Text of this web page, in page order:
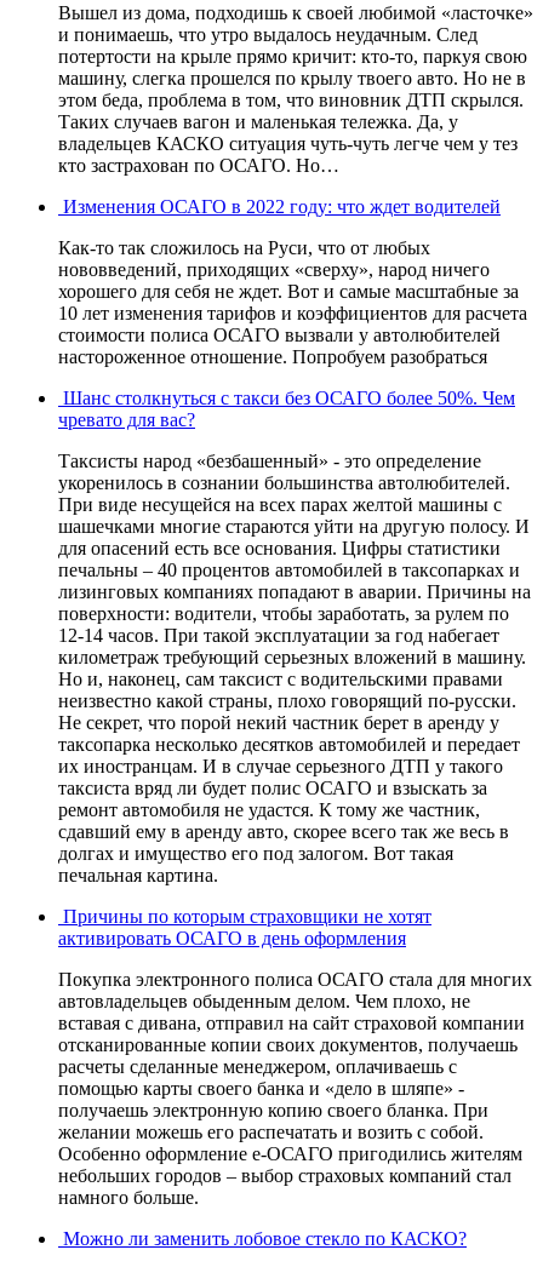
Вышел из дома, подходишь к своей любимой «ласточке»
и понимаешь, что утро выдалось неудачным. След
потертости на крыле прямо кричит: кто-то, паркуя свою
машину, слегка прошелся по крылу твоего авто. Но не в
этом беда, проблема в том, что виновник ДТП скрылся.
Таких случаев вагон и маленькая тележка. Да, у
владельцев КАСКО ситуация чуть-чуть легче чем у тез
кто застрахован по ОСАГО. Но…
Изменения ОСАГО в 2022 году: что ждет водителей
Как-то так сложилось на Руси, что от любых
нововведений, приходящих «сверху», народ ничего
хорошего для себя не ждет. Вот и самые масштабные за
10 лет изменения тарифов и коэффициентов для расчета
стоимости полиса ОСАГО вызвали у автолюбителей
настороженное отношение. Попробуем разобраться
Шанс столкнуться с такси без ОСАГО более 50%. Чем
чревато для вас?
Таксисты народ «безбашенный» - это определение
укоренилось в сознании большинства автолюбителей.
При виде несущейся на всех парах желтой машины с
шашечками многие стараются уйти на другую полосу. И
для опасений есть все основания. Цифры статистики
печальны – 40 процентов автомобилей в таксопарках и
лизинговых компаниях попадают в аварии. Причины на
поверхности: водители, чтобы заработать, за рулем по
12-14 часов. При такой эксплуатации за год набегает
километраж требующий серьезных вложений в машину.
Но и, наконец, сам таксист с водительскими правами
неизвестно какой страны, плохо говорящий по-русски.
Не секрет, что порой некий частник берет в аренду у
таксопарка несколько десятков автомобилей и передает
их иностранцам. И в случае серьезного ДТП у такого
таксиста вряд ли будет полис ОСАГО и взыскать за
ремонт автомобиля не удастся. К тому же частник,
сдавший ему в аренду авто, скорее всего так же весь в
долгах и имущество его под залогом. Вот такая
печальная картина.
Причины по которым страховщики не хотят
активировать ОСАГО в день оформления
Покупка электронного полиса ОСАГО стала для многих
автовладельцев обыденным делом. Чем плохо, не
вставая с дивана, отправил на сайт страховой компании
отсканированные копии своих документов, получаешь
расчеты сделанные менеджером, оплачиваешь с
помощью карты своего банка и «дело в шляпе» -
получаешь электронную копию своего бланка. При
желании можешь его распечатать и возить с собой.
Особенно оформление е-ОСАГО пригодились жителям
небольших городов – выбор страховых компаний стал
намного больше.
Можно ли заменить лобовое стекло по КАСКО?